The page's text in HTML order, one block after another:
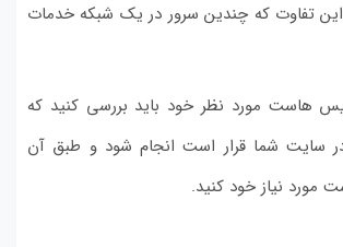
این تفاوت که چندین سرور در یک شبکه خدمات
هاست مورد نظر خود باید بررسی کنید که
سایت شما قرار است انجام شود و طبق آن
مورد نیاز خود کنید.